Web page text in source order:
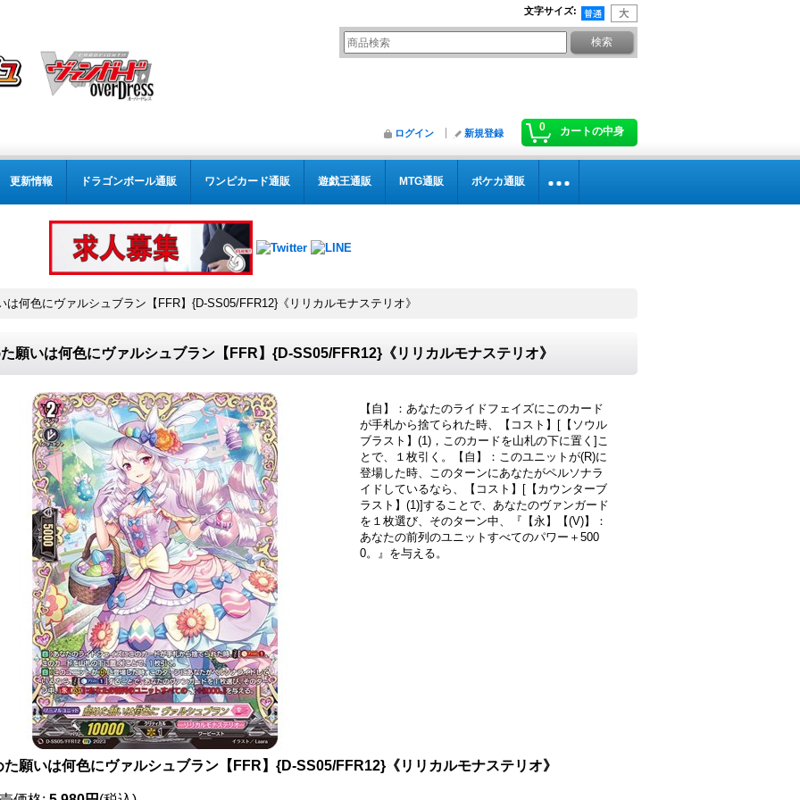
文字サイズ:
0 カートの中身
ログイン 新規登録
更新情報 ドラゴンボール通販 ワンピカード通販 遊戯王通販 MTG通販 ポケカ通販
は何色にヴァルシュブラン【FFR】{D-SS05/FFR12}《リリカルモナステリオ》
願いは何色にヴァルシュブラン【FFR】{D-SS05/FFR12}《リリカルモナステリオ》
【自】：あなたのライドフェイズにこのカード
が手札から捨てられた時、【コスト】[【ソウル
ブラスト】(1)，このカードを山札の下に置く]こ
とで、１枚引く。【自】：このユニットが(R)に
登場した時、このターンにあなたがペルソナラ
イドしているなら、【コスト】[【カウンターブ
ラスト】(1)]することで、あなたのヴァンガード
を１枚選び、そのターン中、『【永】【(V)】：
あなたの前列のユニットすべてのパワー＋500
0。』を与える。
た願いは何色にヴァルシュブラン【FFR】{D-SS05/FFR12}《リリカルモナステリオ》